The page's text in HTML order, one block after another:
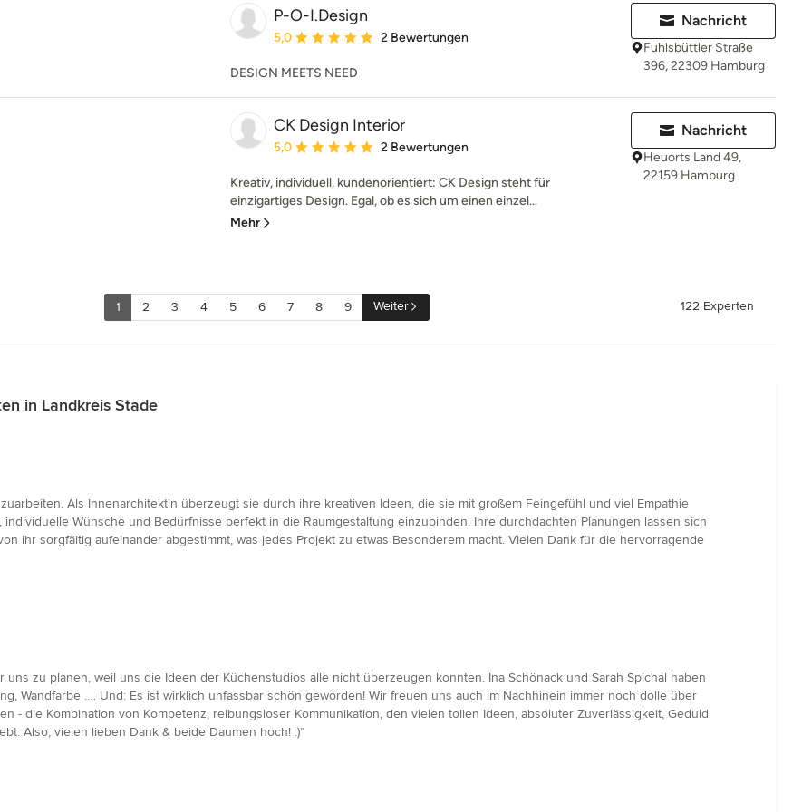
P-O-I.Design
Durchschnittliche Bewertung: 5 von 5 Sternen
5,0 2 Bewertungen
DESIGN MEETS NEED
Nachricht
Fuhlsbüttler Straße
396, 22309 Hamburg
CK Design Interior
Durchschnittliche Bewertung: 5 von 5 Sternen
5,0 2 Bewertungen
Kreativ, individuell, kundenorientiert: CK Design steht für
einzigartiges Design. Egal, ob es sich um einen einzel...
Mehr
Nachricht
Heuorts Land 49,
22159 Hamburg
1 2 3 4 5 6 7 8 9 Weiter 122 Experten
in Landkreis Stade
Als Innenarchitektin überzeugt sie durch ihre kreativen Ideen, die sie mit großem Feingefühl und viel Empathie
Wünsche und Bedürfnisse perfekt in die Raumgestaltung einzubinden. Ihre durchdachten Planungen lassen sich
ihr sorgfältig aufeinander abgestimmt, was jedes Projekt zu etwas Besonderem macht. Vielen Dank für die hervorragende
uns zu planen, weil uns die Ideen der Küchenstudios alle nicht überzeugen konnten. Ina Schönack und Sarah Spichal haben
Wandfarbe …. Und: Es ist wirklich unfassbar schön geworden! Wir freuen uns auch im Nachhinein immer noch dolle über
- die Kombination von Kompetenz, reibungsloser Kommunikation, den vielen tollen Ideen, absoluter Zuverlässigkeit, Geduld
Also, vielen lieben Dank & beide Daumen hoch! :)”